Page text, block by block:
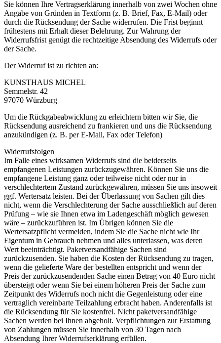
Sie können Ihre Vertragserklärung innerhalb von zwei Wochen ohne
Angabe von Gründen in Textform (z. B. Brief, Fax, E-Mail) oder
durch die Rücksendung der Sache widerrufen. Die Frist beginnt
frühestens mit Erhalt dieser Belehrung. Zur Wahrung der
Widerrufsfrist genügt die rechtzeitige Absendung des Widerrufs oder
der Sache.
Der Widerruf ist zu richten an:
KUNSTHAUS MICHEL
Semmelstr. 42
97070 Würzburg
Um die Rückgabeabwicklung zu erleichtern bitten wir Sie, die
Rücksendung ausreichend zu frankieren und uns die Rücksendung
anzukündigen (z. B. per E-Mail, Fax oder Telefon)
Widerrufsfolgen
Im Falle eines wirksamen Widerrufs sind die beiderseits
empfangenen Leistungen zurückzugewähren. Können Sie uns die
empfangene Leistung ganz oder teilweise nicht oder nur in
verschlechtertem Zustand zurückgewähren, müssen Sie uns insoweit
ggf. Wertersatz leisten. Bei der Überlassung von Sachen gilt dies
nicht, wenn die Verschlechterung der Sache ausschließlich auf deren
Prüfung – wie sie Ihnen etwa im Ladengeschäft möglich gewesen
wäre – zurückzuführen ist. Im Übrigen können Sie die
Wertersatzpflicht vermeiden, indem Sie die Sache nicht wie Ihr
Eigentum in Gebrauch nehmen und alles unterlassen, was deren
Wert beeinträchtigt. Paketversandfähige Sachen sind
zurückzusenden. Sie haben die Kosten der Rücksendung zu tragen,
wenn die gelieferte Ware der bestellten entspricht und wenn der
Preis der zurückzusendenden Sache einen Betrag von 40 Euro nicht
übersteigt oder wenn Sie bei einem höheren Preis der Sache zum
Zeitpunkt des Widerrufs noch nicht die Gegenleistung oder eine
vertraglich vereinbarte Teilzahlung erbracht haben. Anderenfalls ist
die Rücksendung für Sie kostenfrei. Nicht paketversandfähige
Sachen werden bei Ihnen abgeholt. Verpflichtungen zur Erstattung
von Zahlungen müssen Sie innerhalb von 30 Tagen nach
Absendung Ihrer Widerrufserklärung erfüllen.